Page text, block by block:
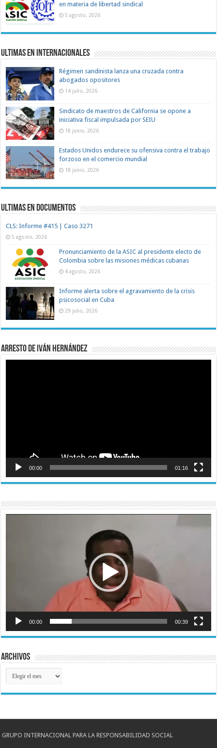
en materia de libertad sindical
5 agosto, 2026
Ultimas en Internacionales
Régimen sandinista lanza una cruzada contra
abogados opositores
14 julio, 2026
Sindicato de maestros de California se opone a
iniciativa fiscal impulsada por SEIU
18 junio, 2026
Estados Unidos endurece su ofensiva contra el trabajo
forzoso en el comercio mundial
18 junio, 2026
Ultimas en documentos
CLS: Informe #415 | Caso 3271
5 agosto, 2026
Pronunciamiento de la ASIC al presidente electo de
Colombia sobre las misiones médicas cubanas
4 agosto, 2026
Informe alerta sobre el agravamiento de la crisis
psicosocial en Cuba
29 julio, 2026
Arresto de Iván Hernández
00:00 01:16
Reproductor
00:00 00:39
Archivos
Archivos
GRUPO INTERNACIONAL PARA LA RESPONSABILIDAD SOCIAL